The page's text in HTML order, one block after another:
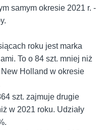
samym okresie 2021 r. -
roku jest marka
To o 84 szt. mniej niż
Holland w okresie
szt. zajmuje drugie
w 2021 roku. Udziały